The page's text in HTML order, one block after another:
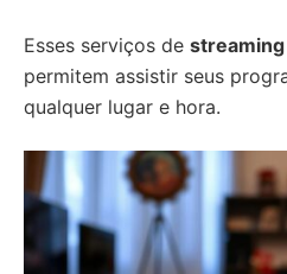
Esses serviços de
permitem assistir seus
qualquer lugar e hora.